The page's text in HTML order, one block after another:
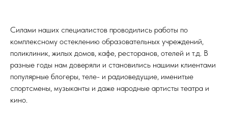
Силами наших специалистов проводились работы по
комплексному остеклению образовательных учреждений,
поликлиник, жилых домов, кафе, ресторанов, отелей и т.д. В
разные годы нам доверяли и становились нашими клиентами
популярные блогеры, теле- и радиоведущие, именитые
спортсмены, музыканты и даже народные артисты театра и
кино.